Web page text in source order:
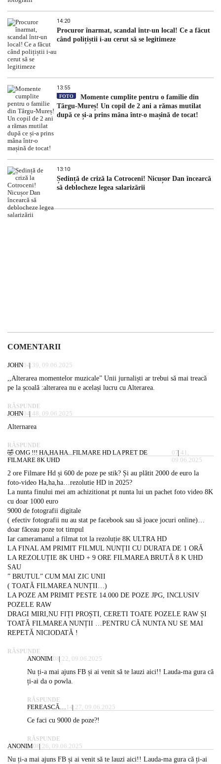
14:20
Procuror înarmat, scandal într-un local! Ce a făcut
când polițiștii i-au cerut să se legitimeze
13:55
FOTO
Momente cumplite pentru o familie din
Târgu-Mureș! Un copil de 2 ani a rămas mutilat
după ce și-a prins mâna într-o mașină de tocat!
13:10
Ședință de criză la Cotroceni! Nicușor Dan încearcă
să deblocheze legea salarizării
COMENTARII
JOHN04:39, 09.06.2025
,,Alterarea momentelor muzicale” Unii jurnaliști ar trebui să mai treacă
pe la școală :alterarea nu e același lucru cu Alterarea.
RĂSPUNDE
JOHN04:48, 09.06.2025
Alternarea
RĂSPUNDE
🤣 OMG !!! HA,HA HA...FILMARE HD LA PRET DE
FILMARE 8K UHD
07:41,
09.06.2025
2 ore Filmare Hd și 600 de poze pe stik? Și au plătit 2000 de euro la
foto-video Ha,ha,ha…rezolutie HD in 2025?
La nunta finului mei am achizitionat pt nunta lui un pachet foto video 8K
cu doar 1000 euro
9000 de fotografii digitale
( efectiv fotografii nu au stat pe facebook sau să joace jocuri online)…
doar făceau poze tot timpul
Iar cameramanul a filmat tot la rezoluție 8K ULTRA HD
LA FINAL AM PRIMIT FILMUL NUNȚII CU DURATA DE 1 ORĂ
LA REZOLUȚIE 8K UHD + 9 ORE FILMAREA BRUTĂ 8 K UHD
SAU
” BRUTUL” CUM MAI ZIC UNII
( TOATĂ FILMAREA NUNȚII…)
LA POZE AM PRIMIT PESTE 14.000 DE POZE JPG, INCLUSIV
POZELE RAW
DRAGI MIRI,NU FIȚI PROȘTI, CERETI TOATE POZELE RAW ȘI
TOATĂ FILMAREA NUNȚII …PENTRU CĂ NUNTA NU SE MAI
REPETĂ NICIODATĂ !
RĂSPUNDE
ANONIM08:22, 09.06.2025
Nu ți-a mai ajuns FB și ai venit să te lauzi aici!! Lauda-ma gura că
ți-ai da o powla.
RĂSPUNDE
FEREASCĂ…
14:27, 09.06.2025
Ce faci cu 9000 de poze?!
RĂSPUNDE
ANONIM08:26, 09.06.2025
Nu ți-a mai ajuns FB și ai venit să te lauzi aici!! Lauda-ma gura că ți-ai